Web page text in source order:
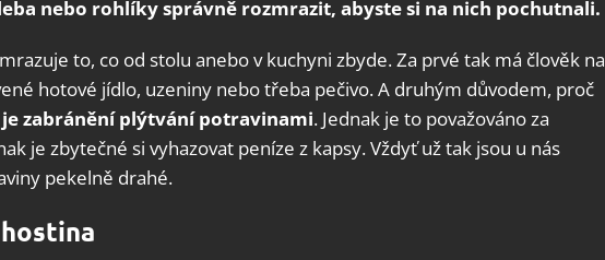
nebo rohlíky správně rozmrazit, abyste si na nich pochutnali.
to, co od stolu anebo v kuchyni zbyde. Za prvé tak má člověk na
hotové jídlo, uzeniny nebo třeba pečivo. A druhým důvodem, proč
zabránění plýtvání potravinami. Jednak je to považováno za
je zbytečné si vyhazovat peníze z kapsy. Vždyť už tak jsou u nás
pekelně drahé.